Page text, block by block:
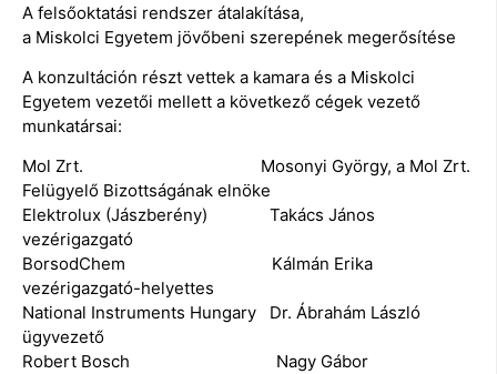
A felsőoktatási rendszer átalakítása,
a Miskolci Egyetem jövőbeni szerepének megerősítése
A konzultáción részt vettek a kamara és a Miskolci
Egyetem vezetői mellett a következő cégek vezető
munkatársai:
Mol Zrt. Mosonyi György, a Mol Zrt.
Felügyelő Bizottságának elnöke
Elektrolux (Jászberény) Takács János
vezérigazgató
BorsodChem Kálmán Erika
vezérigazgató-helyettes
National Instruments Hungary Dr. Ábrahám László
ügyvezető
Robert Bosch Nagy Gábor